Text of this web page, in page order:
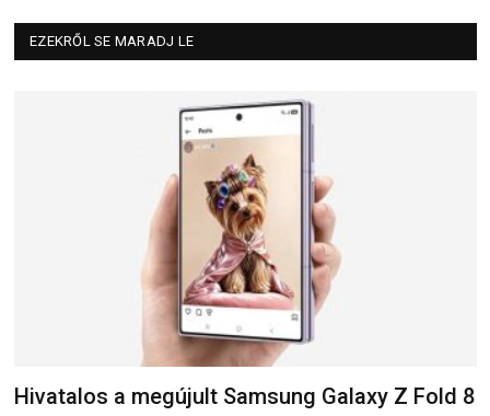
EZEKRŐL SE MARADJ LE
Hivatalos a megújult Samsung Galaxy Z Fold 8